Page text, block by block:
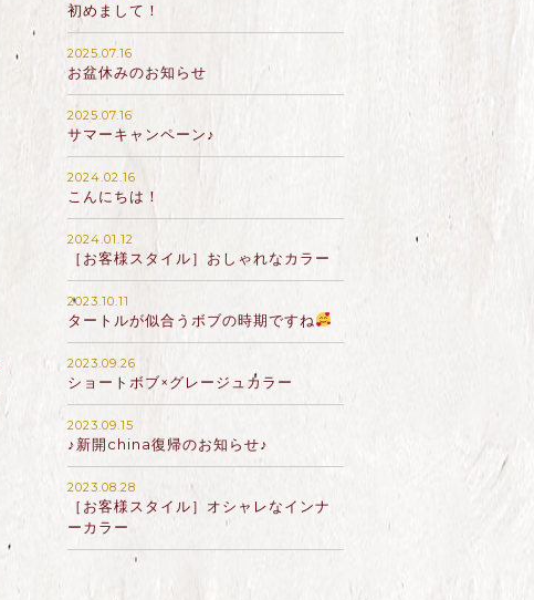
初めまして！
2025.07.16
お盆休みのお知らせ
2025.07.16
サマーキャンペーン♪
2024.02.16
こんにちは！
2024.01.12
［お客様スタイル］おしゃれなカラー
2023.10.11
タートルが似合うボブの時期ですね
2023.09.26
ショートボブ×グレージュカラー
2023.09.15
♪新開china復帰のお知らせ♪
2023.08.28
［お客様スタイル］オシャレなインナ
ーカラー